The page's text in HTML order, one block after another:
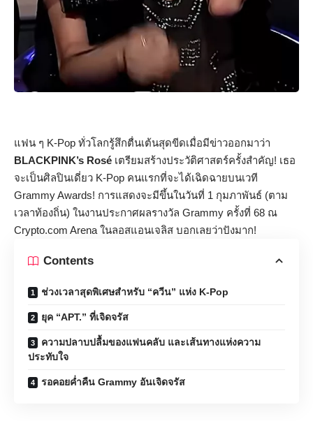
แฟน ๆ K-Pop ทั่วโลกรู้สึกตื่นเต้นสุดขีดเมื่อมีข่าวออกมาว่า
BLACKPINK’s Rosé เตรียมสร้างประวัติศาสตร์ครั้งสำคัญ! เธอ
จะเป็นศิลปินเดี่ยว K-Pop คนแรกที่จะได้เฉิดฉายบนเวที
Grammy Awards! การแสดงจะมีขึ้นในวันที่ 1 กุมภาพันธ์ (ตาม
เวลาท้องถิ่น) ในงานประกาศผลรางวัล Grammy ครั้งที่ 68 ณ
Crypto.com Arena ในลอสแอนเจลิส บอกเลยว่าปังมาก!
Contents
ช่วงเวลาสุดพิเศษสำหรับ “ควีน” แห่ง K-Pop
ยุค “APT.” ที่เจิดจรัส
ความปลาบปลื้มของแฟนคลับ และเส้นทางแห่งความ
ประทับใจ
รอคอยค่ำคืน Grammy อันเจิดจรัส